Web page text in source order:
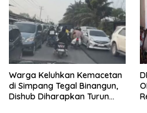
Warga Keluhkan Kemacetan
di Simpang Tegal Binangun,
Dishub Diharapkan Turun